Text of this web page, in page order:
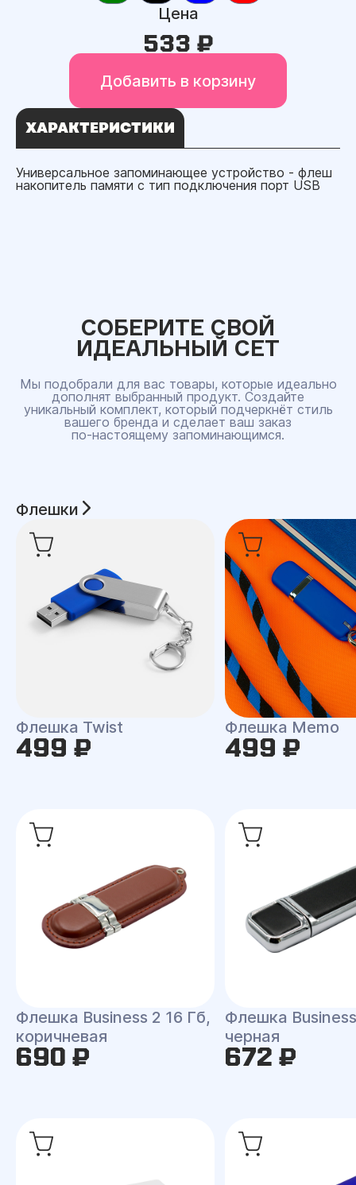
Цена
533 ₽
Добавить в корзину
ХАРАКТЕРИСТИКИ
Универсальное запоминающее устройство - флеш
накопитель памяти с тип подключения порт USB
СОБЕРИТЕ СВОЙ
ИДЕАЛЬНЫЙ СЕТ
Мы подобрали для вас товары, которые идеально
дополнят выбранный продукт. Создайте
уникальный комплект, который подчеркнёт стиль
вашего бренда и сделает ваш заказ
по‑настоящему запоминающимся.
Флешки
Флешка Twist
499 ₽
Флешка Memo
499 ₽
Флешка Business 2 16 Гб,
коричневая
690 ₽
Флешка
черная
672 ₽